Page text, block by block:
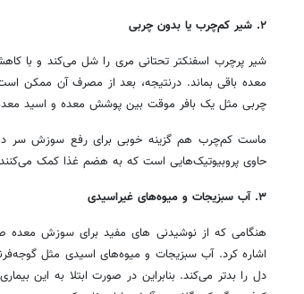
۲. شیر کم‌چرب یا بدون چربی
شیر پرچرب اسفنکتر تحتانی مری را شل می‌کند و با
معده‌ باقی بماند. درنتیجه، بعد از مصرف آن ممکن
چربی مثل یک بافر موقت بین پوشش معده و اسید
ماست کم‌چرب هم گزینه‌ خوبی برای رفع سوزش سر
حاوی پروبیوتیک‌هایی است که به هضم غذا کمک
۳. آب سبزیجات و میوه‌های غیراسیدی
هنگامی که از نوشیدنی های مفید برای سوزش معده
اشاره کرد. آب سبزیجات و میوه‌های اسیدی مثل
دل را بدتر می‌کند. بنابراین در صورت ابتلا به این